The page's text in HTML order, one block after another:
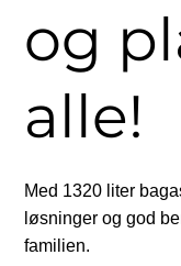
og
alle!
Med 1320 liter
løsninger og god
familien.